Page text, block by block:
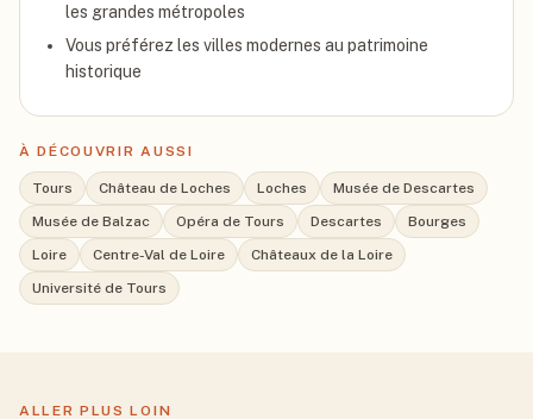
les grandes métropoles
Vous préférez les villes modernes au patrimoine
historique
À DÉCOUVRIR AUSSI
Tours Château de Loches Loches
Musée de Descartes
Musée de Balzac
Opéra de Tours Descartes
Bourges
Loire
Centre-Val de Loire
Châteaux de la Loire
Université de Tours
ALLER PLUS LOIN